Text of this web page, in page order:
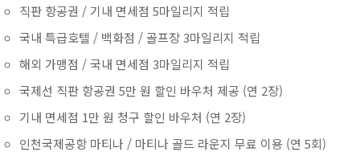
직판 항공권 / 기내 면세점 5마일리지 적립
국내 특급호텔 / 백화점 / 골프장 3마일리지 적립
해외 가맹점 / 국내 면세점 3마일리지 적립
국제선 직판 항공권 5만 원 할인 바우처 제공 (연 2장)
기내 면세점 1만 원 청구 할인 바우처 (연 2장)
인천국제공항 마티나 / 마티나 골드 라운지 무료 이용 (연 5회)